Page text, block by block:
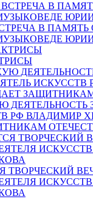
В ПАМЯТЬ
ДЕЯТЕЛЬНОСТЬ
РФ ВЛАДИМИР
ТВОРЧЕСКИЙ